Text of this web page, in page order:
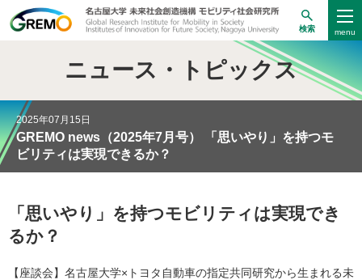
検索
ニュース・トピックス
2025年07月15日
GREMO news（2025年7月号） 「思いやり」を持つモ
ビリティは実現できるか？
「思いやり」を持つモビリティは実現でき
るか？
【座談会】名古屋大学×トヨタ自動車の指定共同研究から生まれる未